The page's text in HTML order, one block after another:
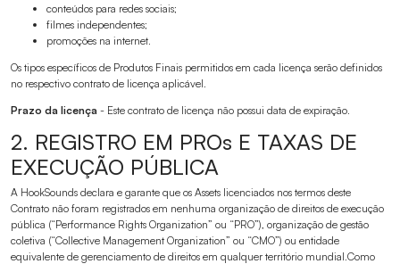
conteúdos para redes sociais;
filmes independentes;
promoções na internet.
Os tipos específicos de Produtos Finais permitidos em cada licença serão definidos
no respectivo contrato de licença aplicável.
Prazo da licença - Este contrato de licença não possui data de expiração.
2. REGISTRO EM PROs E TAXAS DE
EXECUÇÃO PÚBLICA
A HookSounds declara e garante que os Assets licenciados nos termos deste
Contrato não foram registrados em nenhuma organização de direitos de execução
pública (“Performance Rights Organization” ou “PRO”), organização de gestão
coletiva (“Collective Management Organization” ou “CMO”) ou entidade
equivalente de gerenciamento de direitos em qualquer território mundial.Como